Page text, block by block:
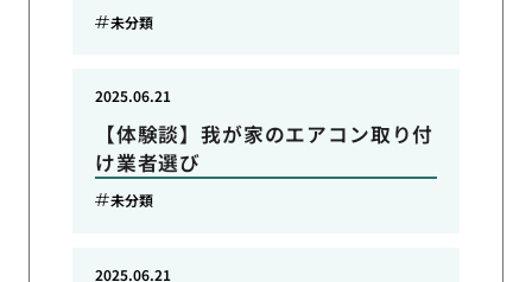
未分類
【体験談】我が家のエアコン取り付
け業者選び
2025.06.21
未分類
2025.06.21